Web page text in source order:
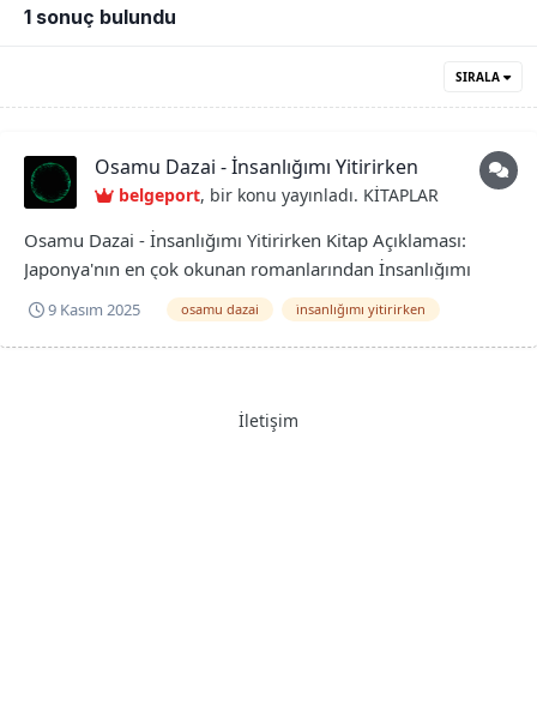
1 sonuç bulundu
SIRALA
Osamu Dazai - İnsanlığımı Yitirirken
belgeport, bir konu yayınladı. KİTAPLAR
Osamu Dazai - İnsanlığımı Yitirirken Kitap Açıklaması:
Japonya'nın en çok okunan romanlarından İnsanlığımı
Yitirirken'de Osamu Dazai, savaş sonrası Japonya'sının
boğucu atmosferinin toplumdaki izdüşümünü ve bireyin
kalabalıklar karşısında giderek yabancılaşarak insani
9 Kasım 2025 osamu dazai i̇nsanlığımı yitirirken
İletişim